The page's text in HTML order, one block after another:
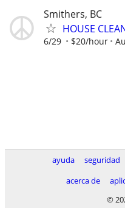
Smithers, BC
HOUSE
6/29 $20/hour
ayuda seguridad
acerca de
©